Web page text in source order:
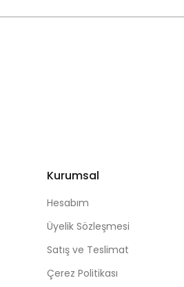
Kurumsal
Hesabım
Üyelik Sözleşmesi
Satış ve Teslimat
Çerez Politikası